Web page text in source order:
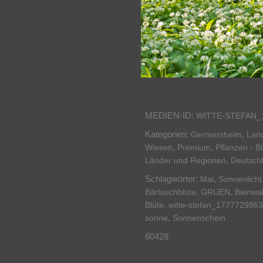
MEDIEN-ID: WITTE-
Kategorien: Germersheim,
Wiesen, Premium, Pflanzen -
Länder und Regionen,
Schlagwörter: Mai, Sonnenlicht
Bärlauchblüte, GRUEN,
Blüte, witte-
sonne, Sonnenschein
60428